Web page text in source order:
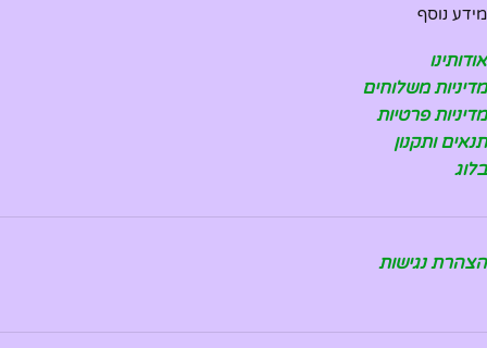
מידע נוסף
אודותינו
מדיניות משלוחים
מדיניות פרטיות
תנאים ותקנון
בלוג
הצהרת נגישות